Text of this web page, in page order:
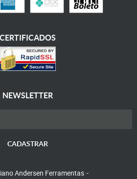
CERTIFICADOS
NEWSLETTER
CADASTRAR
Andersen Ferramentas